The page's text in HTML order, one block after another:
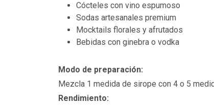
Cócteles con vino espumoso
Sodas artesanales premium
Mocktails florales y afrutados
Bebidas con ginebra o vodka
Modo de preparación:
Mezcla 1 medida de sirope con 4 o 5
Rendimiento: